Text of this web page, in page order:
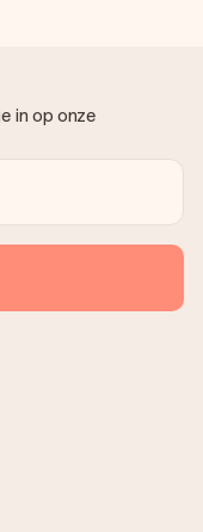
in op onze